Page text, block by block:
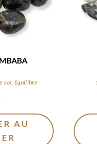
soi, Equilibre
AU